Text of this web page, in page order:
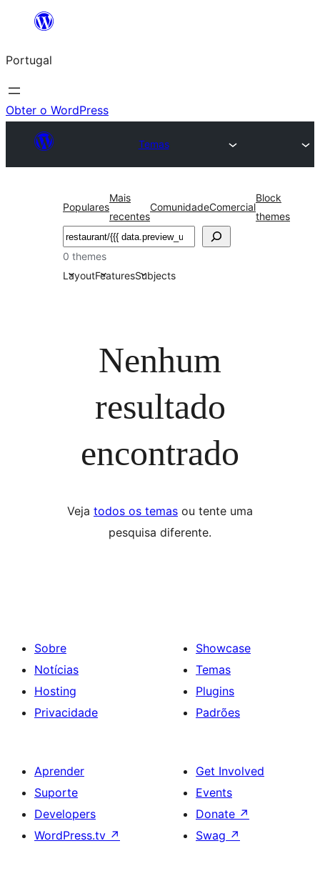
Saltar
o
conteúdo
Portugal
Obter o WordPress
Temas
Populares
Mais
recentes
ComunidadeComercial
Block
themes
Pesquisar
0 themes
LayoutFeaturesSubjects
Nenhum
resultado
encontrado
Veja todos os temas ou tente uma
pesquisa diferente.
Sobre
Notícias
Hosting
Privacidade
Showcase
Temas
Plugins
Padrões
Aprender
Suporte
Developers
WordPress.tv ↗
Get Involved
Events
Donate ↗
Swag ↗